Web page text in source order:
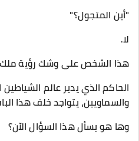
"أين المتجول؟"
لا.
هذا الشخص على وشك رؤية ملك
الحاكم الذي يدير عالم
والسماويين، يتواجد خلف هذا
وها هو يسأل هذا السؤال الآن؟